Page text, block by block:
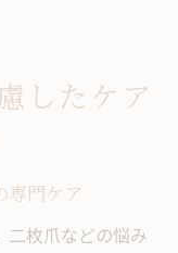
したケア
専門ケア
二枚爪などの悩み